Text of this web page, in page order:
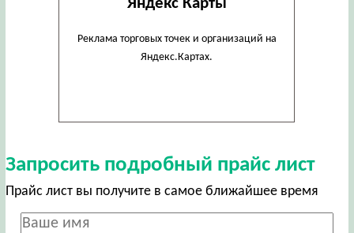
Яндекс Карты
Реклама торговых точек и организаций на
Яндекс.Картах.
Запросить подробный прайс лист
Прайс лист вы получите в самое ближайшее время